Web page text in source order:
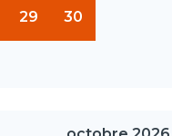
29 30